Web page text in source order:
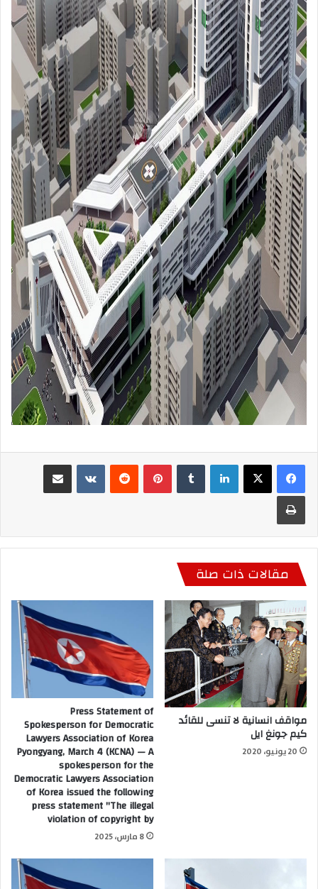
لينكدإن بينتيريست مشاركة عبر البريد
طباعة
مقالات ذات صلة
مواقف انسانية لا تنسى للقائد
كيم جونغ ايل
20 يونيو، 2020
Press Statement of
Spokesperson for Democratic
Lawyers Association of Korea
Pyongyang, March 4 (KCNA) — A
spokesperson for the
Democratic Lawyers Association
of Korea issued the following
press statement "The illegal
violation of copyright by
8 مارس، 2025